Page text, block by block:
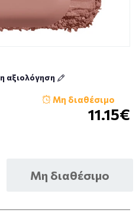
αξιολόγηση
Μη διαθέσιμο
11.15€
Μη διαθέσιμο